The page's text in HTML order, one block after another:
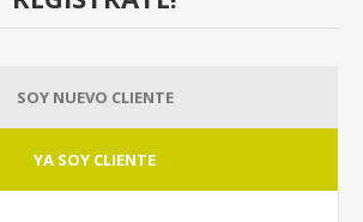
SOY NUEVO CLIENTE
YA SOY CLIENTE